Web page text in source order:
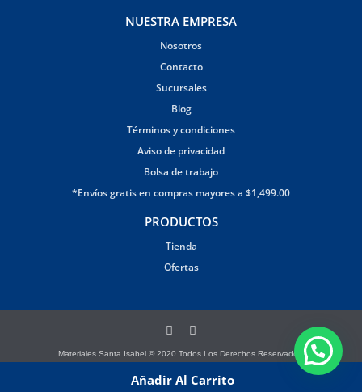
Añadir Al Carrito
NUESTRA EMPRESA
Nosotros
Contacto
Sucursales
Blog
Términos y condiciones
Aviso de privacidad
Bolsa de trabajo
*Envíos gratis en compras mayores a $1,499.00
PRODUCTOS
Tienda
Ofertas
Materiales Santa Isabel © 2020 Todos Los Derechos Reservados.